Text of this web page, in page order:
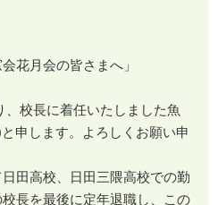
花月会の皆さまへ」
校長に着任いたしました魚
申します。よろしくお願い申
田高校、日田三隈高校での勤
長を最後に定年退職し、この